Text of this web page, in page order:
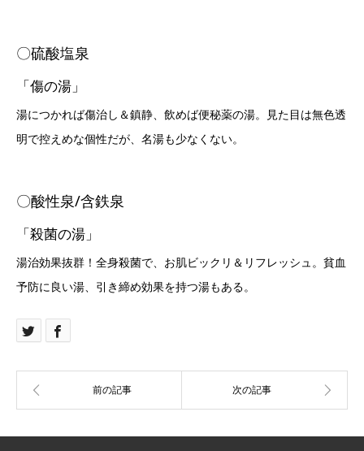
〇硫酸塩泉
「傷の湯」
湯につかれば傷治し＆鎮静、飲めば便秘薬の湯。見た目は無色透
明で控えめな個性だが、名湯も少なくない。
〇酸性泉/含鉄泉
「殺菌の湯」
湯治効果抜群！全身殺菌で、お肌ビックリ＆リフレッシュ。貧血
予防に良い湯、引き締め効果を持つ湯もある。